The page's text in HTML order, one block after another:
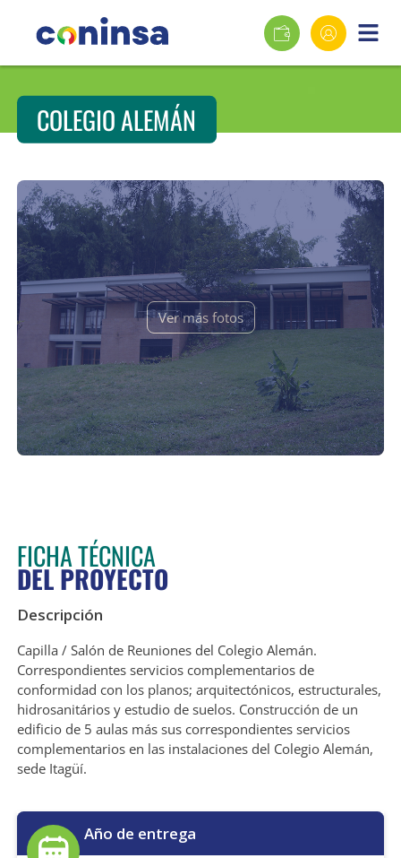
COLEGIO ALEMÁN
Ver más fotos
FICHA TÉCNICA
DEL PROYECTO
Descripción
Capilla / Salón de Reuniones del Colegio Alemán.
Correspondientes servicios complementarios de
conformidad con los planos; arquitectónicos, estructurales,
hidrosanitários y estudio de suelos. Construcción de un
edificio de 5 aulas más sus correspondientes servicios
complementarios en las instalaciones del Colegio Alemán,
sede Itagüí.
Año de entrega